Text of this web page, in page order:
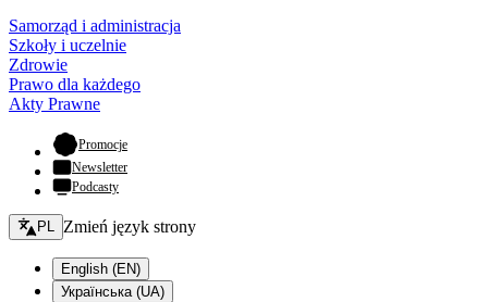
Samorząd i administracja
Szkoły i uczelnie
Zdrowie
Prawo dla każdego
Akty Prawne
Promocje- otwiera się w nowej karcie
Newsletter
Podcasty
Zmień język - bieżący:
PL Zmień język strony
English (EN)
Українська (UA)